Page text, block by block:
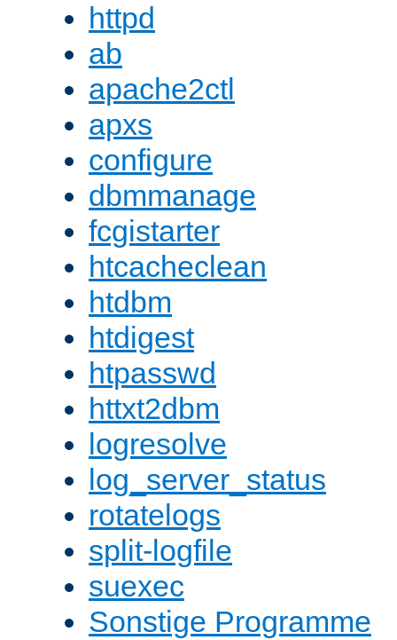
httpd
ab
apache2ctl
apxs
configure
dbmmanage
fcgistarter
htcacheclean
htdbm
htdigest
htpasswd
httxt2dbm
logresolve
log_server_status
rotatelogs
split-logfile
suexec
Sonstige Programme